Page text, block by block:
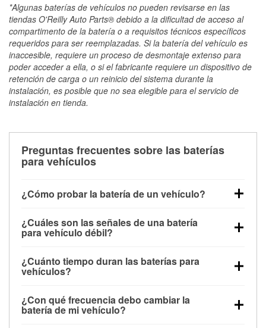
*Algunas baterías de vehículos no pueden revisarse en las
tiendas O'Reilly Auto Parts® debido a la dificultad de acceso al
compartimento de la batería o a requisitos técnicos específicos
requeridos para ser reemplazadas. Si la batería del vehículo es
inaccesible, requiere un proceso de desmontaje extenso para
poder acceder a ella, o si el fabricante requiere un dispositivo de
retención de carga o un reinicio del sistema durante la
instalación, es posible que no sea elegible para el servicio de
instalación en tienda.
Preguntas frecuentes sobre las baterías
para vehículos
¿Cómo probar la batería de un vehículo?
maneras. El método más rápido es utilizar un
multímetro: con el vehículo apagado, conecta los
voltaje: una batería en buen estado y totalmente
cargada debería indicar unos 12.6 voltios. Es
importante saber que las baterías descargadas a
veces pueden mostrar una carga completa, y un
¿Cuáles son las señales de una batería
para vehículo débil?
advertencia. Un arranque lento del motor, faros
tenues, chasquidos al girar la llave o luces de
que la batería tiene una potencia de carga débil.
También puedes notar problemas eléctricos, como
¿Cuánto tiempo duran las baterías para
vehículos?
entre 3 y 5 años. La duración exacta depende de los
hábitos de conducción, las condiciones
¿Con qué frecuencia debo cambiar la
batería de mi vehículo?